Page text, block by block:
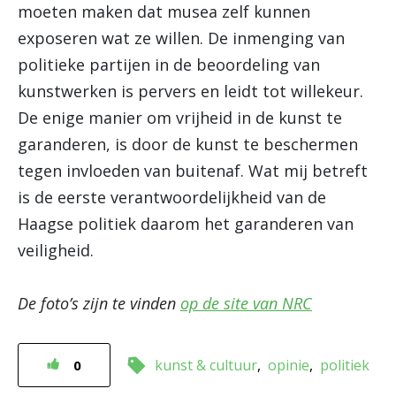
moeten maken dat musea zelf kunnen
exposeren wat ze willen. De inmenging van
politieke partijen in de beoordeling van
kunstwerken is pervers en leidt tot willekeur.
De enige manier om vrijheid in de kunst te
garanderen, is door de kunst te beschermen
tegen invloeden van buitenaf. Wat mij betreft
is de eerste verantwoordelijkheid van de
Haagse politiek daarom het garanderen van
veiligheid.
De foto’s zijn te vinden op de site van NRC
0 kunst & cultuur opinie politiek